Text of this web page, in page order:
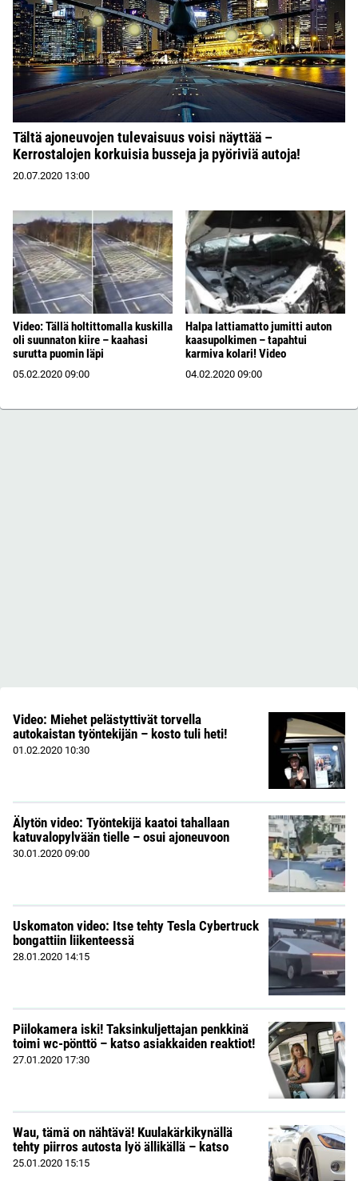
Tältä ajoneuvojen tulevaisuus voisi näyttää –
Kerrostalojen korkuisia busseja ja pyöriviä autoja!
20.07.2020 13:00
Video: Tällä holtittomalla kuskilla
oli suunnaton kiire – kaahasi
surutta puomin läpi
05.02.2020 09:00
Halpa lattiamatto jumitti auton
kaasupolkimen – tapahtui
karmiva kolari! Video
04.02.2020 09:00
Video: Miehet pelästyttivät torvella
autokaistan työntekijän – kosto tuli heti!
01.02.2020 10:30
Älytön video: Työntekijä kaatoi tahallaan
katuvalopylvään tielle – osui ajoneuvoon
30.01.2020 09:00
Uskomaton video: Itse tehty Tesla Cybertruck
bongattiin liikenteessä
28.01.2020 14:15
Piilokamera iski! Taksinkuljettajan penkkinä
toimi wc-pönttö – katso asiakkaiden reaktiot!
27.01.2020 17:30
Wau, tämä on nähtävä! Kuulakärkikynällä
tehty piirros autosta lyö ällikällä – katso
25.01.2020 15:15